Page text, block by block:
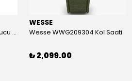
Nur Silver Yapraklı Durdurucu Gümüş Charm - NUR-CM00501
WESSE
Wesse WWG209304 Kol Saati
₺ 2,099.00